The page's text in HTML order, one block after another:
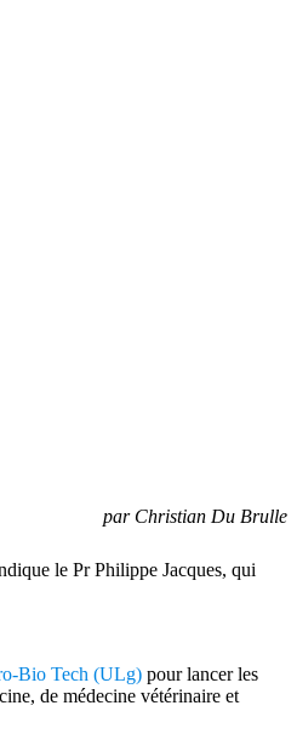
par Christian Du Brulle
le Pr Philippe Jacques, qui
Bio Tech (ULg) pour lancer les
de médecine vétérinaire et